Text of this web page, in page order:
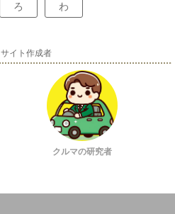
ろ わ
サイト作成者
クルマの研究者